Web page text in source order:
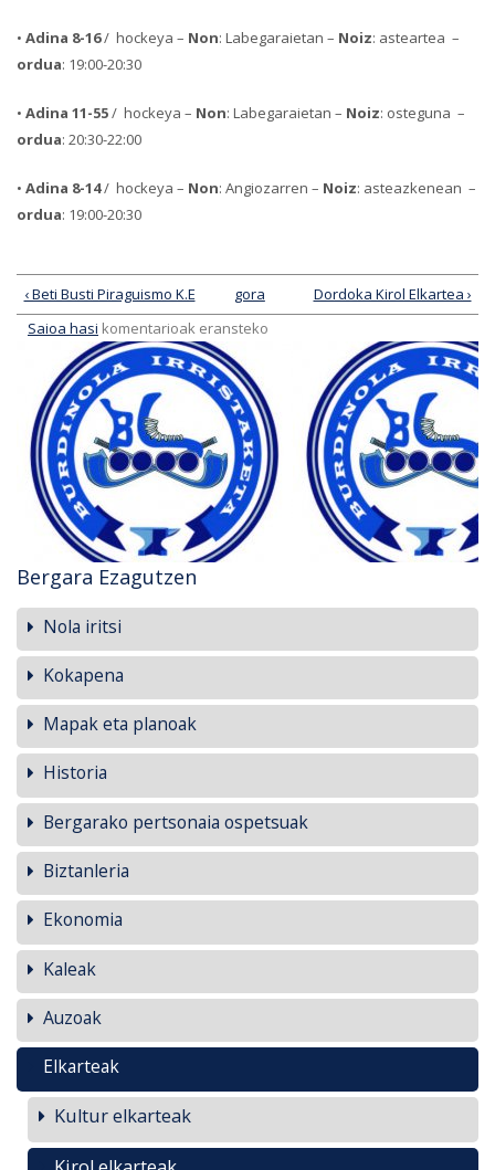
• Adina 8-16/ hockeya – Non: Labegaraietan – Noiz: asteartea –
ordua: 19:00-20:30
• Adina 11-55/ hockeya – Non: Labegaraietan – Noiz: osteguna –
ordua: 20:30-22:00
• Adina 8-14/ hockeya – Non: Angiozarren – Noiz: asteazkenean –
ordua: 19:00-20:30
‹ Beti Busti Piraguismo K.E gora
Dordoka Kirol Elkartea ›
Saioa hasi komentarioak eransteko
Bergara Ezagutzen
Nola iritsi
Kokapena
Mapak eta planoak
Historia
Bergarako pertsonaia ospetsuak
Biztanleria
Ekonomia
Kaleak
Auzoak
Elkarteak
Kultur elkarteak